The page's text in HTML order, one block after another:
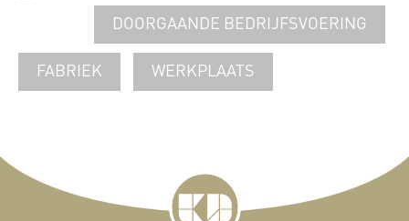
DOORGAANDE BEDRIJFSVOERING
FABRIEK WERKPLAATS